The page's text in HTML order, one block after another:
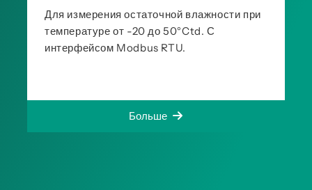
Для измерения остаточной влажности при
температуре от -20 до 50°Ctd. С
интерфейсом Modbus RTU.
Больше